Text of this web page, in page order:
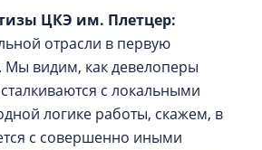
ЦКЭ им. Плетцер:
отрасли в первую
Мы видим, как девелоперы
с локальными
логике работы, скажем, в
с совершенно иными